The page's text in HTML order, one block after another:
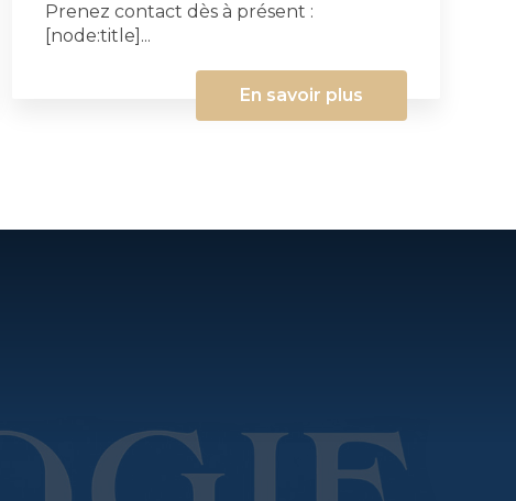
Prenez contact dès à présent :
[node:title]...
En savoir plus